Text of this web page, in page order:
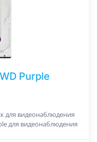
Purple
для видеонаблюдения
для видеонаблюдения